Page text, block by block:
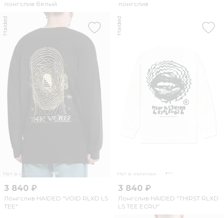
лонгслив белый
лонгслив
Нет в наличии
Haided
3 840 ₽
Лонгслив HAIDED "VOID RLXD LS
TEE"
Нет в наличии
Haided
3 840 ₽
Лонгслив HAIDED "THIRST RLXD
LS TEE ECRU"